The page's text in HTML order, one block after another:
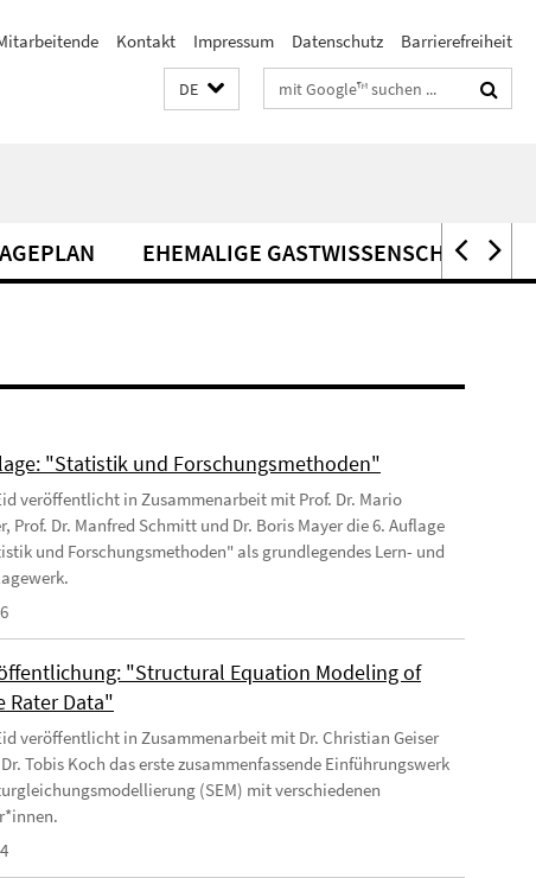
Kontakt Impressum Datenschutz Barrierefreiheit
DE Suchbegriffe
EHEMALIGE
"Statistik und Forschungsmethoden"
veröffentlicht in Zusammenarbeit mit Prof. Dr. Mario
Prof. Dr. Manfred Schmitt und Dr. Boris Mayer die 6. Auflage
und Forschungsmethoden" als grundlegendes Lern- und
"Structural Equation Modeling of
Rater Data"
veröffentlicht in Zusammenarbeit mit Dr. Christian Geiser
Tobis Koch das erste zusammenfassende Einführungswerk
(SEM) mit verschiedenen